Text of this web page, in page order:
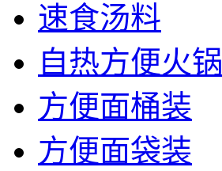
速食汤料
自热方便火锅
方便面桶装
方便面袋装